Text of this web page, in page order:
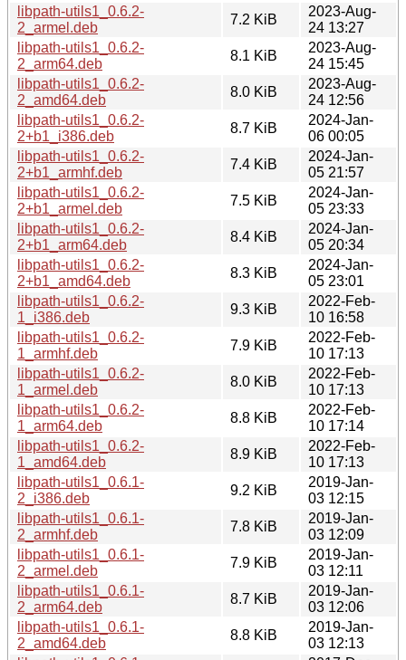
libpath-utils1_0.6.2-
2_armel.deb
7.2 KiB
2023-Aug-
24 13:27
libpath-utils1_0.6.2-
2_arm64.deb
8.1 KiB
2023-Aug-
24 15:45
libpath-utils1_0.6.2-
2_amd64.deb
8.0 KiB
2023-Aug-
24 12:56
libpath-utils1_0.6.2-
2+b1_i386.deb
8.7 KiB
2024-Jan-
06 00:05
libpath-utils1_0.6.2-
2+b1_armhf.deb
7.4 KiB
2024-Jan-
05 21:57
libpath-utils1_0.6.2-
2+b1_armel.deb
7.5 KiB
2024-Jan-
05 23:33
libpath-utils1_0.6.2-
2+b1_arm64.deb
8.4 KiB
2024-Jan-
05 20:34
libpath-utils1_0.6.2-
2+b1_amd64.deb
8.3 KiB
2024-Jan-
05 23:01
libpath-utils1_0.6.2-
1_i386.deb
9.3 KiB
2022-Feb-
10 16:58
libpath-utils1_0.6.2-
1_armhf.deb
7.9 KiB
2022-Feb-
10 17:13
libpath-utils1_0.6.2-
1_armel.deb
8.0 KiB
2022-Feb-
10 17:13
libpath-utils1_0.6.2-
1_arm64.deb
8.8 KiB
2022-Feb-
10 17:14
libpath-utils1_0.6.2-
1_amd64.deb
8.9 KiB
2022-Feb-
10 17:13
libpath-utils1_0.6.1-
2_i386.deb
9.2 KiB
2019-Jan-
03 12:15
libpath-utils1_0.6.1-
2_armhf.deb
7.8 KiB
2019-Jan-
03 12:09
libpath-utils1_0.6.1-
2_armel.deb
7.9 KiB
2019-Jan-
03 12:11
libpath-utils1_0.6.1-
2_arm64.deb
8.7 KiB
2019-Jan-
03 12:06
libpath-utils1_0.6.1-
2_amd64.deb
8.8 KiB
2019-Jan-
03 12:13